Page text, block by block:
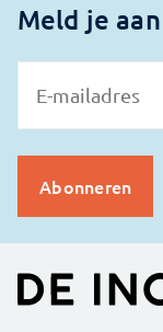
Meld je